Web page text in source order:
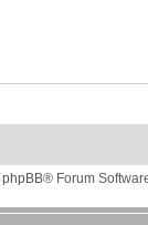
phpBB® Forum